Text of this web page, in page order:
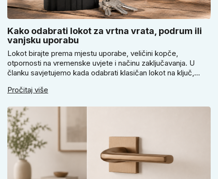
Kako odabrati lokot za vrtna vrata, podrum ili
vanjsku uporabu
Lokot birajte prema mjestu uporabe, veličini kopče,
otpornosti na vremenske uvjete i načinu zaključavanja. U
članku savjetujemo kada odabrati klasičan lokot na ključ,
vrtnih vrata, podruma ili vrtne kućice ne isplati voditi samo
Pročitaj više